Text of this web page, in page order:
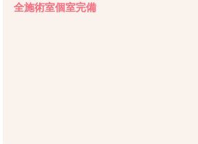
全施術室個室完備